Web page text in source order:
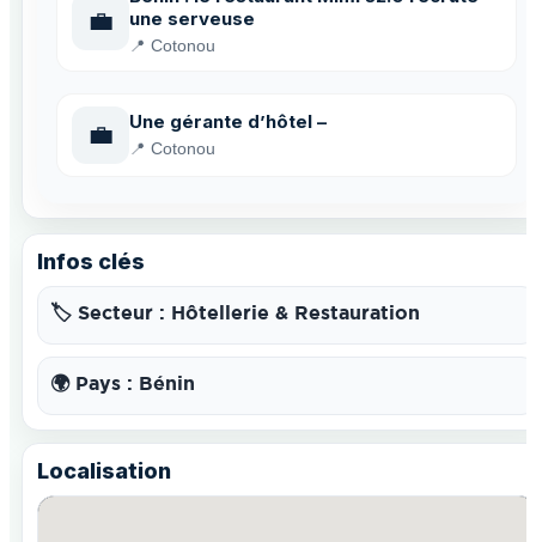
💼
une serveuse
📍 Cotonou
💼 Une gérante d’hôtel –
📍 Cotonou
Infos clés
🏷️ Secteur : Hôtellerie & Restauration
🌍 Pays : Bénin
Localisation